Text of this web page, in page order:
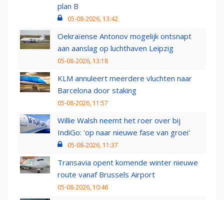
plan B
05-08-2026, 13:42
Oekraïense Antonov mogelijk ontsnapt
aan aanslag op luchthaven Leipzig
05-08-2026, 13:18
KLM annuleert meerdere vluchten naar
Barcelona door staking
05-08-2026, 11:57
Willie Walsh neemt het roer over bij
IndiGo: 'op naar nieuwe fase van groei'
05-08-2026, 11:37
Transavia opent komende winter nieuwe
route vanaf Brussels Airport
05-08-2026, 10:46